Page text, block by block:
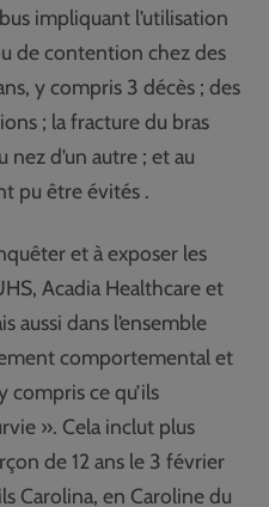
impliquant l’utilisation
de contention chez des
y compris 3 décès ; des
; la fracture du bras
d’un autre ; et au
pu être évités .
et à exposer les
Acadia Healthcare et
aussi dans l’ensemble
comportemental et
compris ce qu’ils
». Cela inclut plus
de 12 ans le 3 février
Carolina, en Caroline du